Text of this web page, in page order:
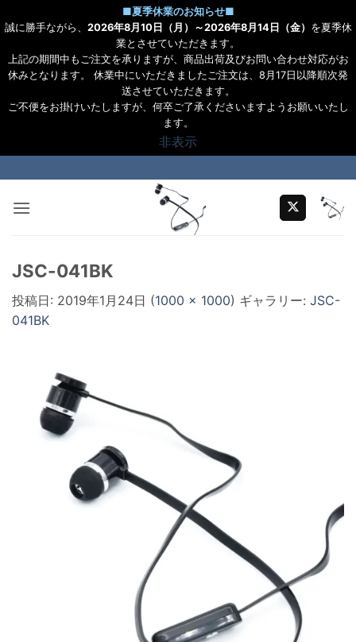
■夏季休業のお知らせ■
誠に勝手ながら、 2026年8月10日（月）～2026年8月14日（金） を夏季休
業とさせていただきます。
上記の期間中もご注文を承りますが、商品出荷及びお問い合わせ対応がお
休みとなります。 休業中にいただきましたご注文は、8月17日以降順次発
送させていただきます。
ご不便をお掛けいたしますが、何卒ご了承くださいますようお願いいたし
ます。
非表示
to
content
JSC-041BK
投稿日: 2019年1月24日 (1000 × 1000) ギャラリー: JSC-
041BK